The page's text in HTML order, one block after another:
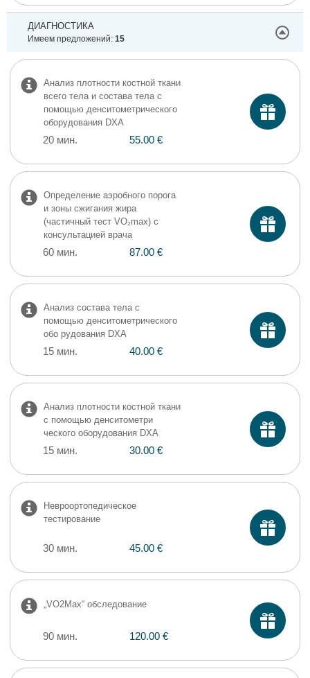
ДИАГНОСТИКА
Имеем предложений: 15
Анализ плотности костной ткани
всего тела и состава тела с
помощью денситометрического
оборудования DXA
20 мин. 55.00 €
Определение аэробного порога
и зоны сжигания жира
(частичный тест VO₂max) с
консультацией врача
60 мин. 87.00 €
Анализ состава тела с
помощью денситометрического
обо рудования DXA
15 мин. 40.00 €
Анализ плотности костной ткани
с помощью денситометри
ческого оборудования DXA
15 мин. 30.00 €
Невроортопедическое
тестирование
30 мин. 45.00 €
„VO2Max“ обследование
90 мин. 120.00 €